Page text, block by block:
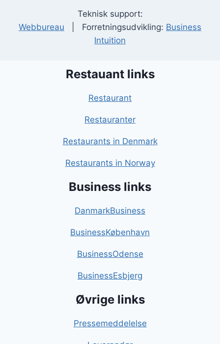
Teknisk support:
Webbureau | Forretningsudvikling: Business
Intuition
Restauant links
Restaurant
Restauranter
Restaurants in Denmark
Restaurants in Norway
Business links
DanmarkBusiness
BusinessKøbenhavn
BusinessOdense
BusinessEsbjerg
Øvrige links
Pressemeddelelse